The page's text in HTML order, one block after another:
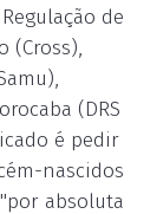
de
(Cross),
(DRS
é pedir
nascidos
absoluta